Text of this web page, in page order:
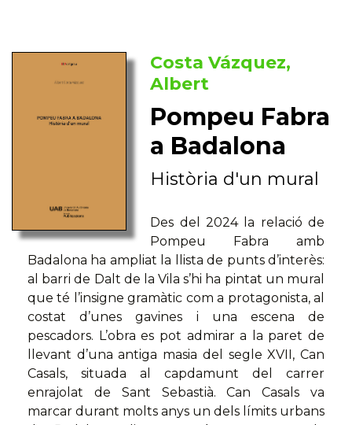
Costa Vázquez,
Albert
Pompeu Fabra
a Badalona
Història d'un mural
Des del 2024 la relació de
Pompeu Fabra amb
Badalona ha ampliat la llista de punts d’interès:
al barri de Dalt de la Vila s’hi ha pintat un mural
que té l’insigne gramàtic com a protagonista, al
costat d’unes gavines i una escena de
pescadors. L’obra es pot admirar a la paret de
llevant d’una antiga masia del segle XVII, Can
Casals, situada al capdamunt del carrer
enrajolat de Sant Sebastià. Can Casals va
marcar durant molts anys un dels límits urbans